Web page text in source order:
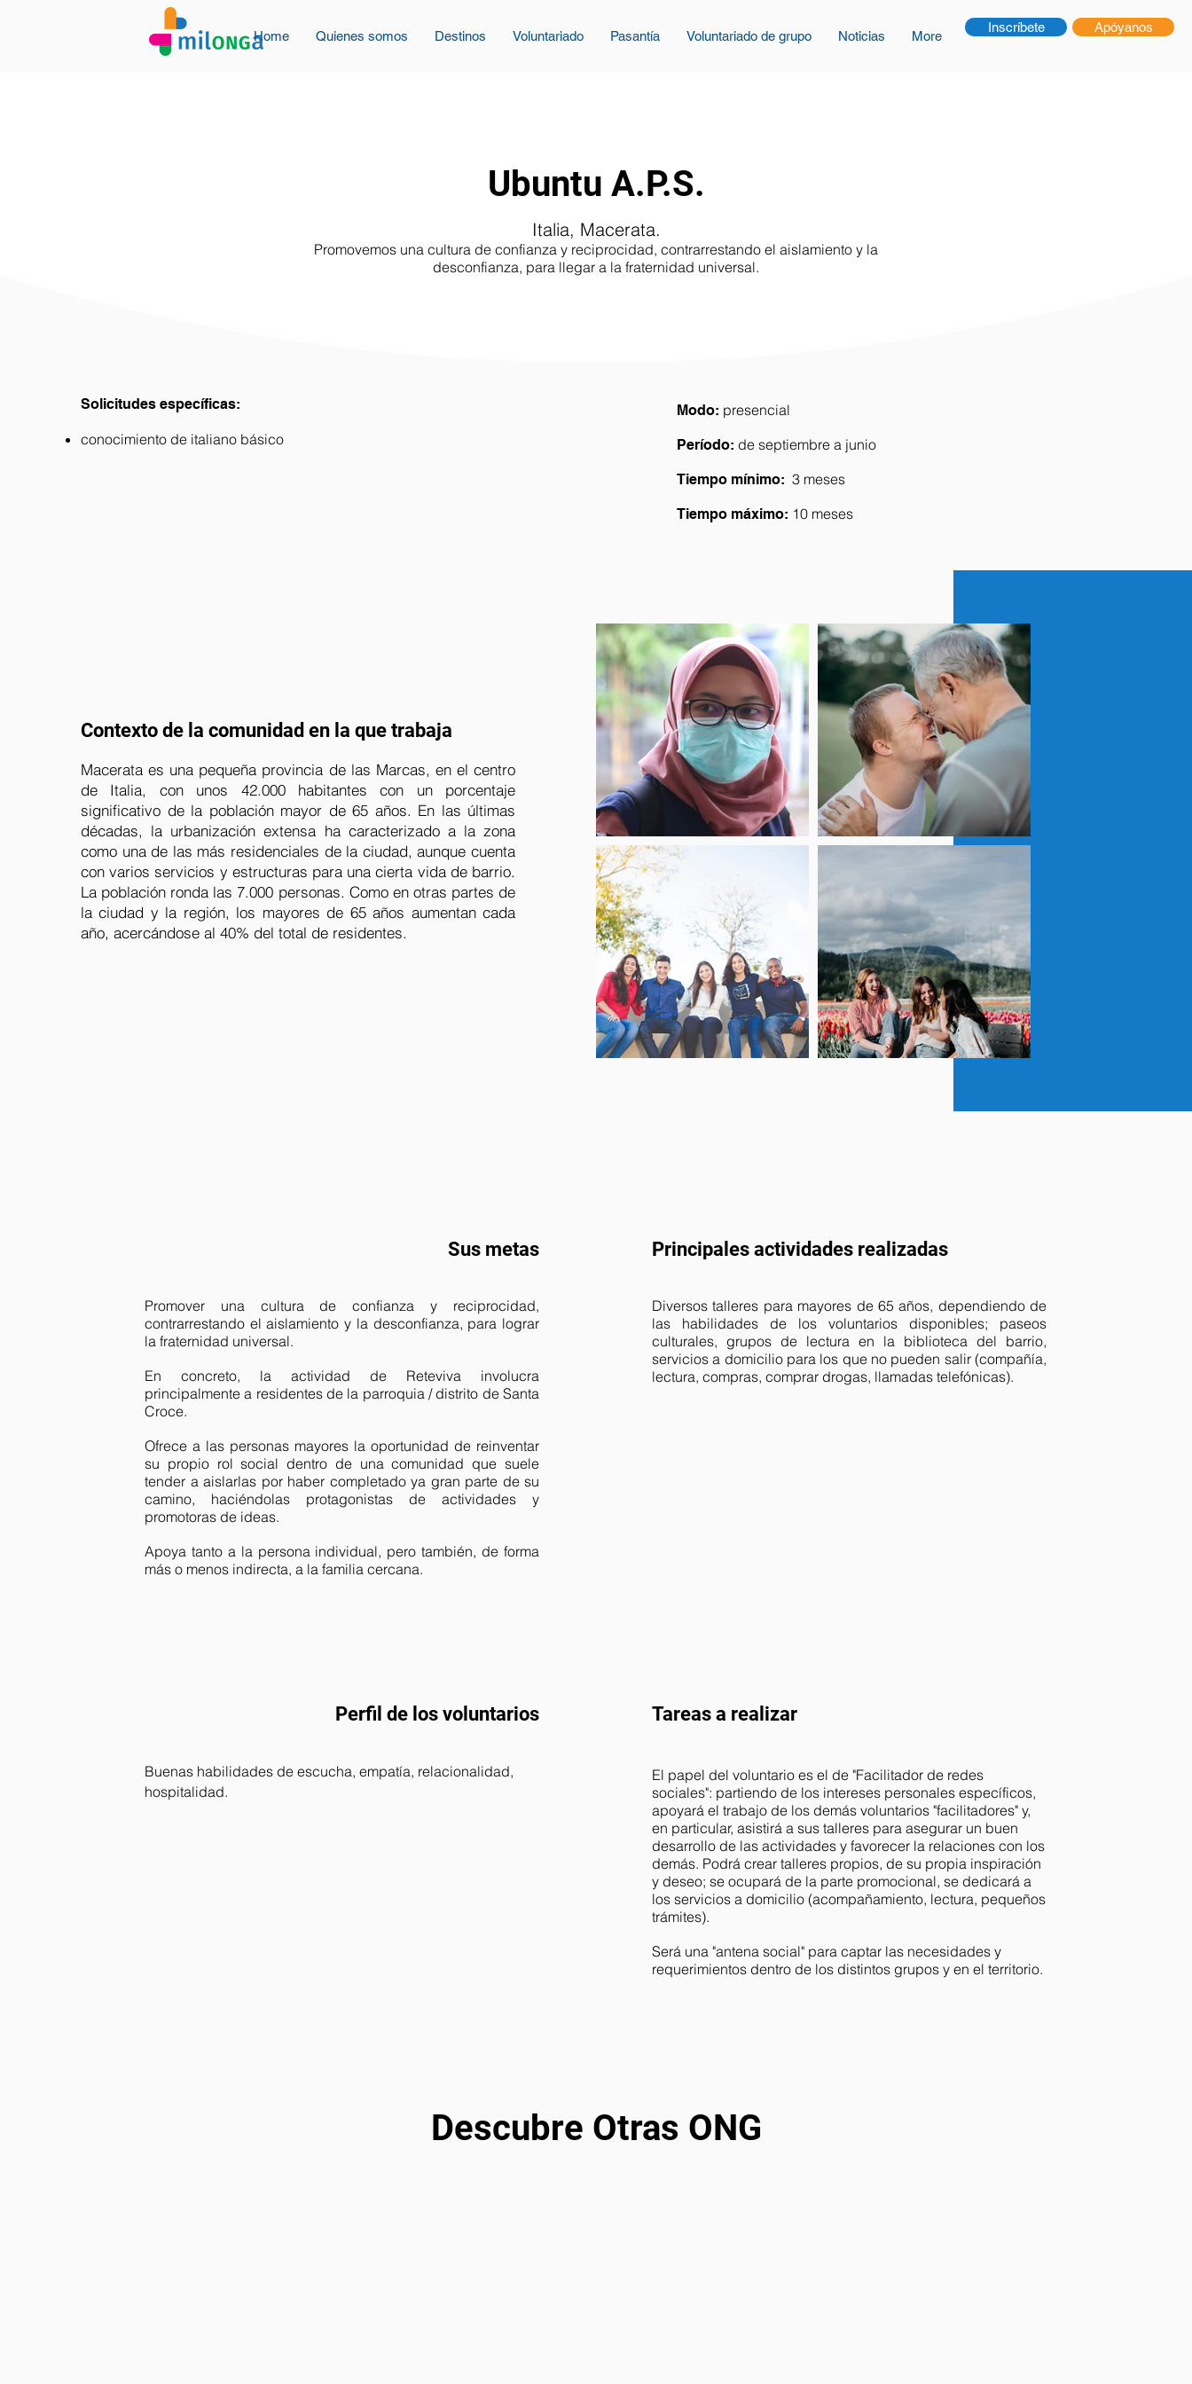
Apóyanos
Inscríbete
Home Quienes somos Destinos Voluntariado Pasantía Voluntariado de grupo Noticias More
Ubuntu A.P.S.
Italia, Macerata.
Promovemos una cultura de confianza y reciprocidad, contrarrestando el aislamiento y la
desconfianza, para llegar a la fraternidad universal.
Solicitudes específicas:
conocimiento de italiano básico
Modo: presencial
Período: de septiembre a junio
Tiempo mínimo: 3 meses
Tiempo máximo: 10 meses
Contexto de la comunidad en la que trabaja
Macerata es una pequeña provincia de las Marcas, en el centro
de Italia, con unos 42.000 habitantes con un porcentaje
significativo de la población mayor de 65 años. En las últimas
décadas, la urbanización extensa ha caracterizado a la zona
como una de las más residenciales de la ciudad, aunque cuenta
con varios servicios y estructuras para una cierta vida de barrio.
La población ronda las 7.000 personas. Como en otras partes de
la ciudad y la región, los mayores de 65 años aumentan cada
año, acercándose al 40% del total de residentes.
Sus metas
Promover una cultura de confianza y reciprocidad,
contrarrestando el aislamiento y la desconfianza, para lograr
la fraternidad universal.
En concreto, la actividad de Reteviva involucra
principalmente a residentes de la parroquia / distrito de Santa
Croce.
Ofrece a las personas mayores la oportunidad de reinventar
su propio rol social dentro de una comunidad que suele
tender a aislarlas por haber completado ya gran parte de su
camino, haciéndolas protagonistas de actividades y
promotoras de ideas.
Apoya tanto a la persona individual, pero también, de forma
más o menos indirecta, a la familia cercana.
Principales actividades realizadas
Diversos talleres para mayores de 65 años, dependiendo de
las habilidades de los voluntarios disponibles; paseos
culturales, grupos de lectura en la biblioteca del barrio,
servicios a domicilio para los que no pueden salir (compañía,
lectura, compras, comprar drogas, llamadas telefónicas).
Perfil de los voluntarios
Buenas habilidades de escucha, empatía, relacionalidad,
hospitalidad.
Tareas a realizar
El papel del voluntario es el de "Facilitador de redes
sociales": partiendo de los intereses personales específicos,
apoyará el trabajo de los demás voluntarios "facilitadores" y,
en particular, asistirá a sus talleres para asegurar un buen
desarrollo de las actividades y favorecer la relaciones con los
demás. Podrá crear talleres propios, de su propia inspiración
y deseo; se ocupará de la parte promocional, se dedicará a
los servicios a domicilio (acompañamiento, lectura, pequeños
trámites).
Será una "antena social" para captar las necesidades y
requerimientos dentro de los distintos grupos y en el territorio.
Descubre Otras ONG